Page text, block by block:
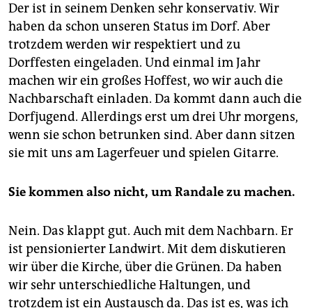
Der ist in seinem Denken sehr konservativ. Wir
haben da schon unseren Status im Dorf. Aber
trotzdem werden wir respektiert und zu
Dorffesten eingeladen. Und einmal im Jahr
machen wir ein großes Hoffest, wo wir auch die
Nachbarschaft einladen. Da kommt dann auch die
Dorfjugend. Allerdings erst um drei Uhr morgens,
wenn sie schon betrunken sind. Aber dann sitzen
sie mit uns am Lagerfeuer und spielen Gitarre.
Sie kommen also nicht, um Randale zu machen.
Nein. Das klappt gut. Auch mit dem Nachbarn. Er
ist pensionierter Landwirt. Mit dem diskutieren
wir über die Kirche, über die Grünen. Da haben
wir sehr unterschiedliche Haltungen, und
trotzdem ist ein Austausch da. Das ist es, was ich